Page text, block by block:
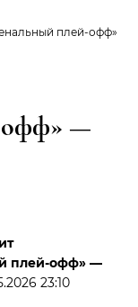
плей-офф»
офф» —
плей-офф» —
23:10